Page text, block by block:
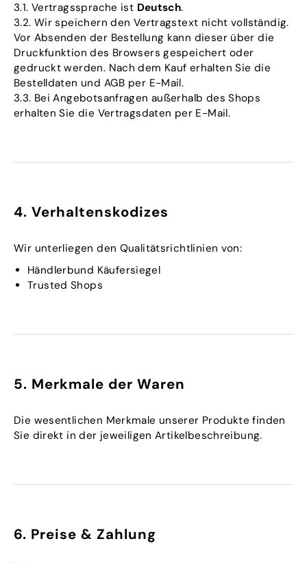
3.1. Vertragssprache ist Deutsch.
3.2. Wir speichern den Vertragstext nicht vollständig.
Vor Absenden der Bestellung kann dieser über die
Druckfunktion des Browsers gespeichert oder
gedruckt werden. Nach dem Kauf erhalten Sie die
Bestelldaten und AGB per E-Mail.
3.3. Bei Angebotsanfragen außerhalb des Shops
erhalten Sie die Vertragsdaten per E-Mail.
4. Verhaltenskodizes
Wir unterliegen den Qualitätsrichtlinien von:
Händlerbund Käufersiegel
Trusted Shops
5. Merkmale der Waren
Die wesentlichen Merkmale unserer Produkte finden
Sie direkt in der jeweiligen Artikelbeschreibung.
6. Preise & Zahlung